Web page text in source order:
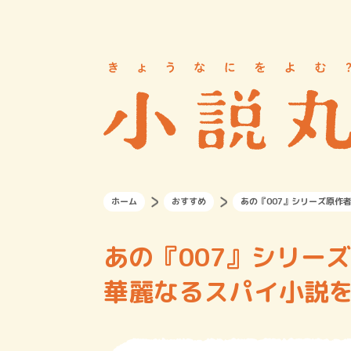
ホーム おすすめ あの『007』シリーズ原作
あの『007』シリー
華麗なるスパイ小説